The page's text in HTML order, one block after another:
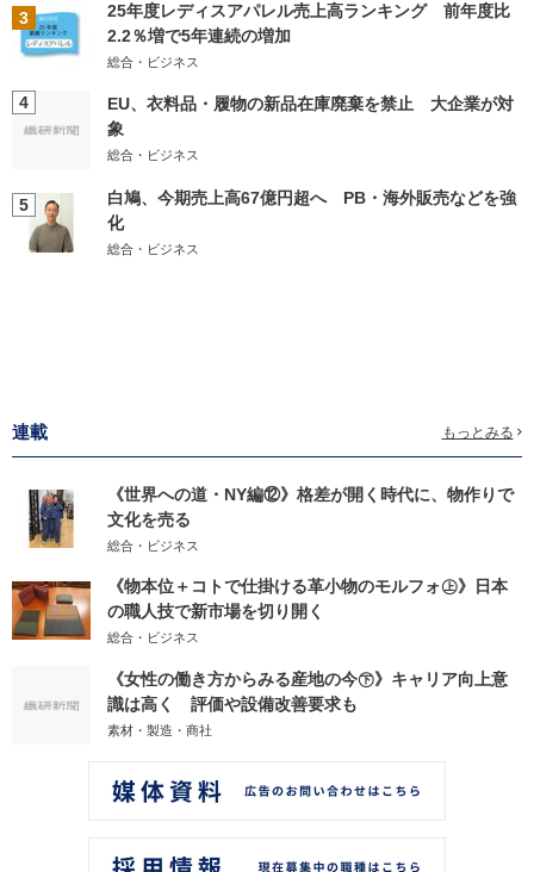
3
25年度レディスアパレル売上高ランキング 前年度比
2.2％増で5年連続の増加
総合・ビジネス
4
EU、衣料品・履物の新品在庫廃棄を禁止 大企業が対
象
総合・ビジネス
5
白鳩、今期売上高67億円超へ PB・海外販売などを強
化
総合・ビジネス
連載 もっとみる
《世界への道・NY編⑫》格差が開く時代に、物作りで
文化を売る
総合・ビジネス
《物本位＋コトで仕掛ける革小物のモルフォ㊤》日本
の職人技で新市場を切り開く
総合・ビジネス
《女性の働き方からみる産地の今㊦》キャリア向上意
識は高く 評価や設備改善要求も
素材・製造・商社